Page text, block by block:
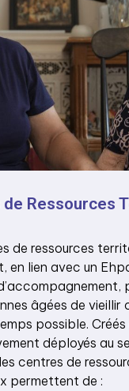
Ressources
de ressources
en lien avec un
âgées de vieillir
possible.
déployés au
centres de
permettent de :